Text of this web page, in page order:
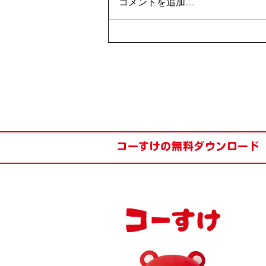
【釧路ダンス】Cool
コーすけの無料ダウンロード